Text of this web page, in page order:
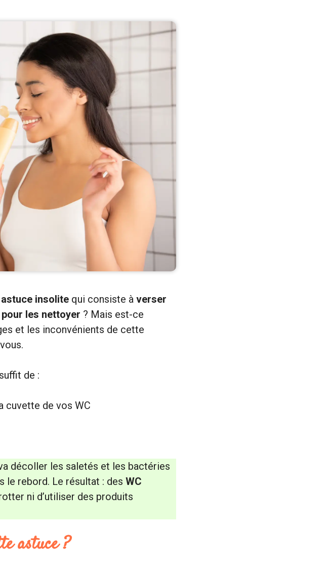
astuce insolite qui consiste à verser
les nettoyer ? Mais est-ce
et les inconvénients de cette
de :
cuvette de vos WC
décoller les saletés et les bactéries
le rebord. Le résultat : des WC
ni d’utiliser des produits
astuce ?